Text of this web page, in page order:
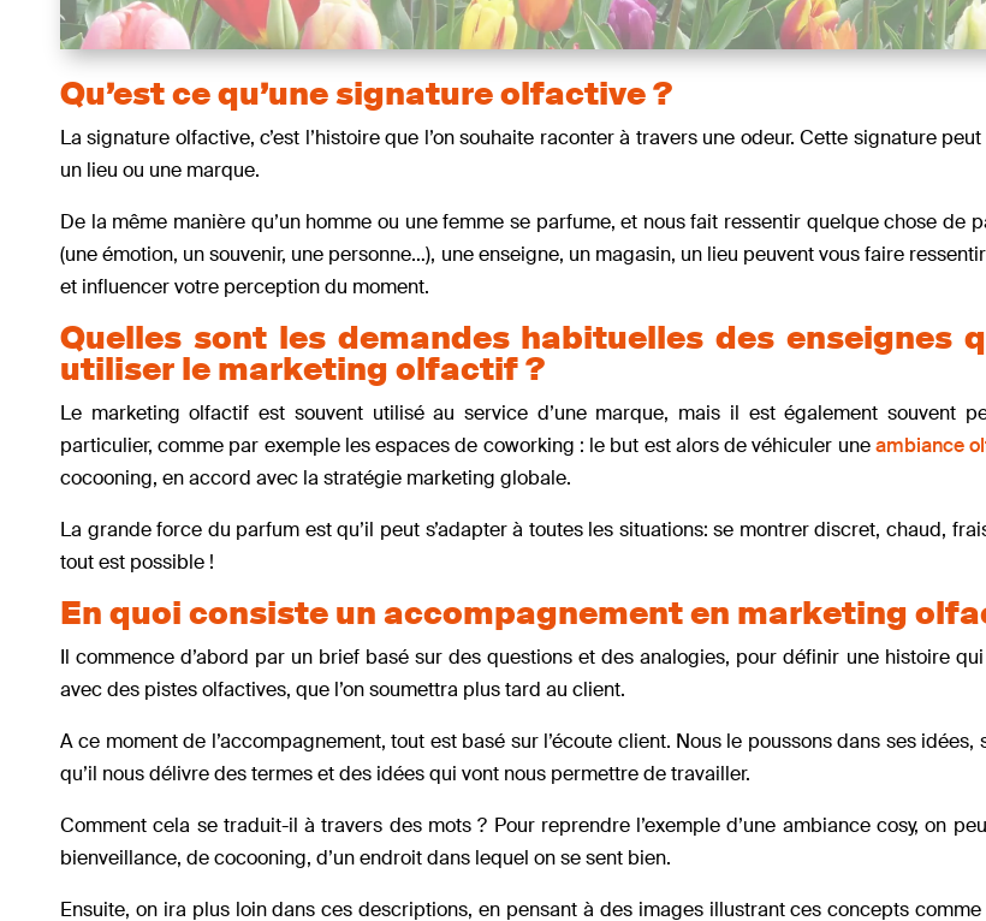
Qu’est ce qu’une signature olfactive ?
La signature olfactive, c’est l’histoire que l’on souhaite raconter à travers une odeur. Cette signature
un lieu ou une marque.
De la même manière qu’un homme ou une femme se parfume, et nous fait ressentir quelque chose de
(une émotion, un souvenir, une personne…), une enseigne, un magasin, un lieu peuvent vous faire
et influencer votre perception du moment.
Quelles sont les demandes habituelles des enseignes
utiliser le marketing olfactif ?
Le marketing olfactif est souvent utilisé au service d’une marque, mais il est également souvent
particulier, comme par exemple les espaces de coworking : le but est alors de véhiculer uneambiance
cocooning, en accord avec la stratégie marketing globale.
La grande force du parfum est qu’il peut s’adapter à toutes les situations: se montrer discret, chaud,
tout est possible !
En quoi consiste un accompagnement en marketing
Il commence d’abord par un brief basé sur des questions et des analogies, pour définir une histoire
avec des pistes olfactives, que l’on soumettra plus tard au client.
A ce moment de l’accompagnement, tout est basé sur l’écoute client. Nous le poussons dans ses
qu’il nous délivre des termes et des idées qui vont nous permettre de travailler.
Comment cela se traduit-il à travers des mots ? Pour reprendre l’exemple d’une ambiance cosy, on
bienveillance, de cocooning, d’un endroit dans lequel on se sent bien.
Ensuite, on ira plus loin dans ces descriptions, en pensant à des images illustrant ces concepts